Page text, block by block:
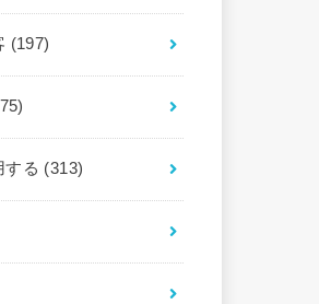
(197)
する (313)